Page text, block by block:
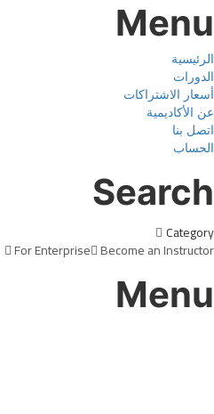
Menu
الرئيسية
الدورات
أسعار الاشتراكات
عن الأكاديمية
اتصل بنا
الحساب
Search
Category
Become an Instructor
For Enterprise
Menu